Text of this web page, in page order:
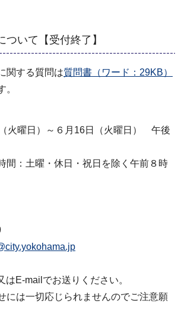
いて【受付終了】
関する質問は質問書（ワード：29KB）
。
火曜日）～６月16日（火曜日） 午後
間：土曜・休日・祝日を除く午前８時
はE-mailでお送りください。
には一切応じられませんのでご注意願